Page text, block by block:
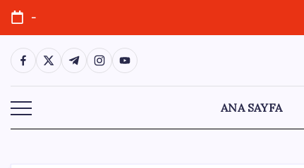
Skip
content
-
https://www.facebook.com/
https://twitter.com/
https://t.me/
https://www.instagram.com/
https://youtube.com/
ANA SAYFA